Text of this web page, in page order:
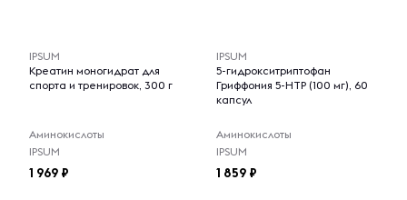
IPSUM
Креатин моногидрат для
спорта и тренировок, 300 г
Аминокислоты
IPSUM
1 969
IPSUM
5-гидрокситриптофан
Гриффония 5-НТР (100 мг), 60
капсул
Аминокислоты
IPSUM
1 859